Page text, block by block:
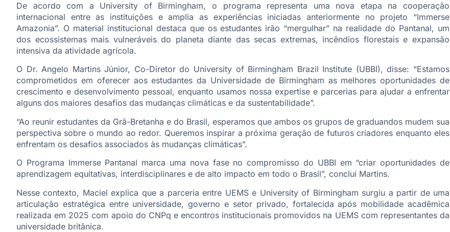
De acordo com a University of Birmingham, o programa representa uma nova etapa na cooperação
internacional entre as instituições e amplia as experiências iniciadas anteriormente no projeto “Immerse
Amazonia”. O material institucional destaca que os estudantes irão “mergulhar” na realidade do Pantanal, um
dos ecossistemas mais vulneráveis do planeta diante das secas extremas, incêndios florestais e expansão
intensiva da atividade agrícola.
O Dr. Angelo Martins Júnior, Co-Diretor do University of Birmingham Brazil Institute (UBBI), disse: “Estamos
comprometidos em oferecer aos estudantes da Universidade de Birmingham as melhores oportunidades de
crescimento e desenvolvimento pessoal, enquanto usamos nossa expertise e parcerias para ajudar a enfrentar
alguns dos maiores desafios das mudanças climáticas e da sustentabilidade”.
“Ao reunir estudantes da Grã-Bretanha e do Brasil, esperamos que ambos os grupos de graduandos mudem sua
perspectiva sobre o mundo ao redor. Queremos inspirar a próxima geração de futuros criadores enquanto eles
enfrentam os desafios associados às mudanças climáticas”.
O Programa Immerse Pantanal marca uma nova fase no compromisso do UBBI em “criar oportunidades de
aprendizagem equitativas, interdisciplinares e de alto impacto em todo o Brasil”, conclui Martins.
Nesse contexto, Maciel explica que a parceria entre UEMS e University of Birmingham surgiu a partir de uma
articulação estratégica entre universidade, governo e setor privado, fortalecida após mobilidade acadêmica
realizada em 2025 com apoio do CNPq e encontros institucionais promovidos na UEMS com representantes da
universidade britânica.